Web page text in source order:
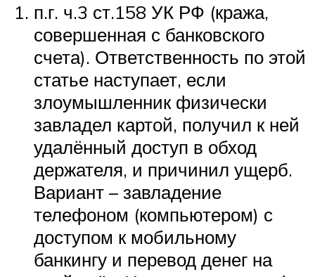
п.г. ч.3 ст.158 УК РФ (кража,
совершенная с банковского
счета). Ответственность по этой
статье наступает, если
злоумышленник физически
завладел картой, получил к ней
удалённый доступ в обход
держателя, и причинил ущерб.
Вариант – завладение
телефоном (компьютером) с
доступом к мобильному
банкингу и перевод денег на